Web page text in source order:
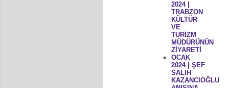
2024 |
TRABZON
KÜLTÜR
VE
TURİZM
MÜDÜRÜNÜN
ZİYARETİ
OCAK
2024 | ŞEF
SALİH
KAZANCIOĞLU